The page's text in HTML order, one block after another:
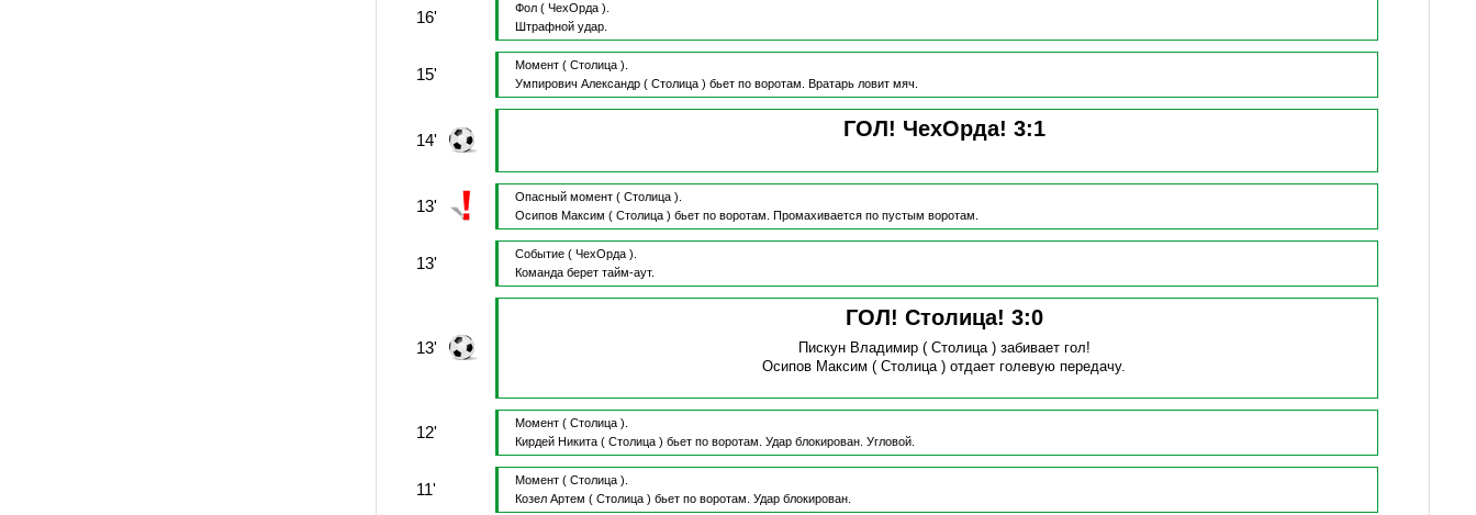
16' Фол ( ЧехОрда ).
Штрафной удар.
15' Момент ( Столица ).
Умпирович Александр( Столица ) бьет по воротам. Вратарь ловит мяч.
14' ГОЛ! ЧехОрда! 3:1
13' Опасный момент ( Столица ).
Осипов Максим ( Столица ) бьет по воротам. Промахивается по пустым воротам.
13' Событие ( ЧехОрда ).
Команда берет тайм-аут.
13'
ГОЛ! Столица! 3:0
Пискун Владимир( Столица ) забивает гол!
Осипов Максим ( Столица )отдает голевую передачу.
12' Момент ( Столица ).
Кирдей Никита( Столица ) бьет по воротам. Удар блокирован. Угловой.
11' Момент ( Столица ).
Козел Артем ( Столица ) бьет по воротам. Удар блокирован.